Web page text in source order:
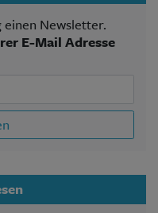
einen Newsletter.
E-Mail Adresse